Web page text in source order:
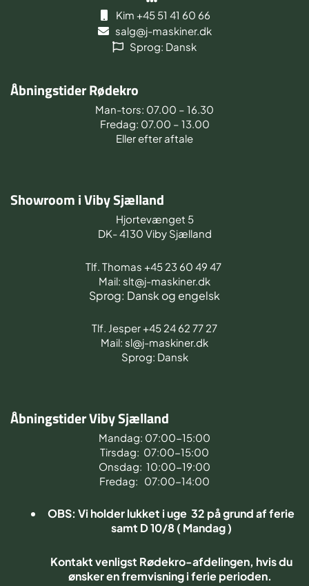
Kim +45 51 41 60 66
salg@j-maskiner.dk
Sprog: Dansk
Åbningstider Rødekro
Man-tors: 07.00 – 16.30
Fredag: 07.00 – 13.00
Eller efter aftale
Showroom i Viby Sjælland
Hjortevænget 5
DK- 4130 Viby Sjælland
Tlf. Thomas +45 23 60 49 47
Mail: slt@j-maskiner.dk
Sprog: Dansk og engelsk
Tlf. Jesper +45 24 62 77 27
Mail: sl@j-maskiner.dk
Sprog: Dansk
Åbningstider Viby Sjælland
Mandag: 07:00-15:00
Tirsdag: 07:00-15:00
Onsdag: 10:00-19:00
Fredag: 07:00-14:00
OBS: Vi holder lukket i uge 32 på grund af ferie
samt D 10/8 ( Mandag )
Kontakt venligst Rødekro-afdelingen, hvis du
ønsker en fremvisning i ferie perioden.